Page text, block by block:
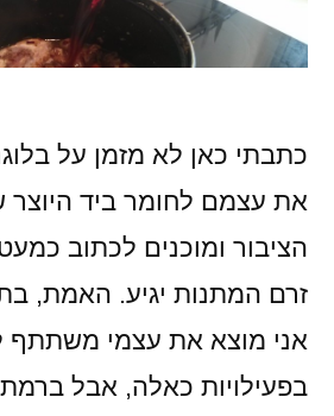
כתבתי כאן לא מזמן על
את עצמם לחומר ביד היוצר
הציבור ומוכנים לכתוב
זרם המתנות יגיע. האמת,
אני מוצא את עצמי משתתף
בפעילויות כאלה, אבל